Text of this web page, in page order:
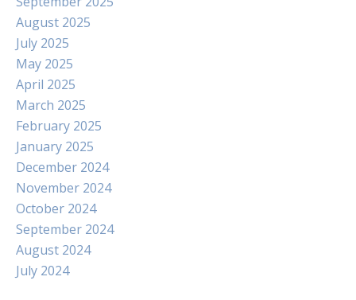
August 2025
July 2025
May 2025
April 2025
March 2025
February 2025
January 2025
December 2024
November 2024
October 2024
September 2024
August 2024
July 2024